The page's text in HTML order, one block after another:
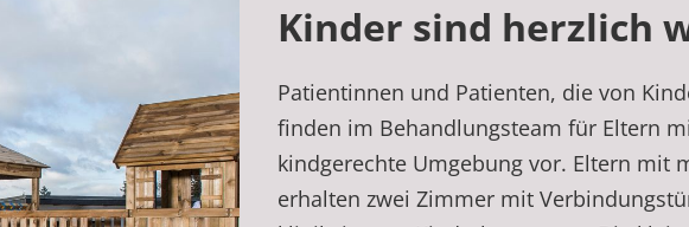
Kinder sind herzlich
Patientinnen und Patienten, die von
finden im Behandlungsteam für Eltern
kindgerechte Umgebung vor. Eltern mit
erhalten zwei Zimmer mit